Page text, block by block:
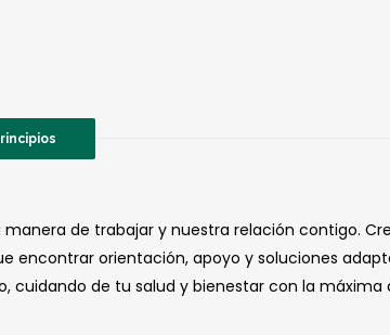
de trabajar y nuestra relación contigo.
encontrar orientación, apoyo y soluciones
cuidando de tu salud y bienestar con la máxima